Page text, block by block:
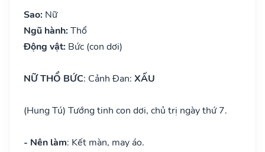
Sao: Nữ
Ngũ hành: Thổ
Động vật: Bức (con dơi)
NỮ THỔ BỨC: Cảnh Đan: XẤU
(Hung Tú) Tướng tinh con dơi, chủ trị ngày thứ 7.
- Nên làm: Kết màn, may áo.